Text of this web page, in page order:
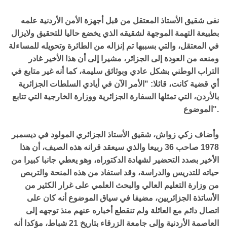
نفى شقيق الأستاذ المعتقل من قبل أجهزة الأمن الأردنية علمه
بطبيعة التهمة الموجهة لشقيقه الذي يخضع حاليا للتحقيق ولايزال
في المعتقل، والتي بسببها تم إنزاله من الطائرة وتحويله للمساءلة
ومنعه من العودة إلى الجزائر، مشيرا إلى أن هذا الأخير غادر
التراب الوطني بشكل عادي وبوثائق سليمة، كما أنه غير متابع في
أي قضية كانت، قائلا: "الأمر الآن في أيادي السلطات الجزائرية
بالأردن، التي تمثلها السفارة الجزائرية ووزارة الخارجية التي تتابع
الموضوع".
وأضاف زكي زواش، شقيق الأستاذ الجزائري المولود في ديسمبر
1978 صاحب 36 ربيعا والذي سيعقد قرانه هذه الصيف، أن هذا
الأخير بصدد التحضير لشهادة الدكتوراه، وهو يعطي جانبا كبيرا من
حياته للتدريس والدراسة، وقد استفاد من هذه المنحة والتربص
من وزارة التعليم العالي والبحث العلمي على غرار الكثير من
الأساتذة الجزائريين، مضيفا في سياق الموضوع أنه كان على
اتصال دائم مع العائلة ولم تنقطع أخباره عنهم منذ توجهه إلى
العاصمة الأردنية وإلى جامعة الزرقاء بتاريخ 21 شباط، مؤكدا أنه